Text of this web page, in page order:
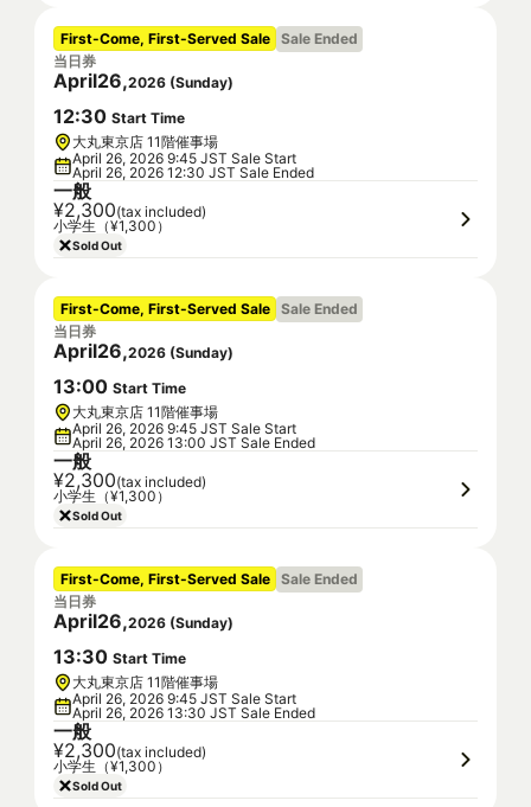
First-Come, First-Served Sale Sale Ended
当日券
April26,2026 (Sunday)
12:30 Start Time
大丸東京店 11階催事場
April 26, 2026 9:45 JST Sale Start
April 26, 2026 12:30 JST Sale Ended
一般
¥2,300(tax included)
小学生（¥1,300）
Sold Out
First-Come, First-Served Sale Sale Ended
当日券
April26,2026 (Sunday)
13:00 Start Time
大丸東京店 11階催事場
April 26, 2026 9:45 JST Sale Start
April 26, 2026 13:00 JST Sale Ended
一般
¥2,300(tax included)
小学生（¥1,300）
Sold Out
First-Come, First-Served Sale Sale Ended
当日券
April26,2026 (Sunday)
13:30 Start Time
大丸東京店 11階催事場
April 26, 2026 9:45 JST Sale Start
April 26, 2026 13:30 JST Sale Ended
一般
¥2,300(tax included)
小学生（¥1,300）
Sold Out